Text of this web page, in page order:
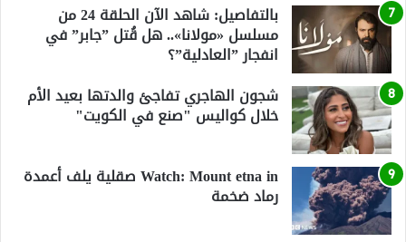
بالتفاصيل: شاهد الآن الحلقة 24 من
مسلسل «مولانا».. هل قُتل ”جابر” في
انفجار ”العادلية”؟
شجون الهاجري تفاجئ والدتها بعيد الأم
خلال كواليس "صنع في الكويت"
Watch: Mount etna in صقلية يلف أعمدة
رماد ضخمة